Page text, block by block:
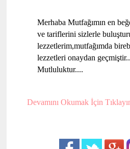
Merhaba Mutfağımın en
ve tariflerini sizlerle
lezzetlerim,mutfağımda
lezzetleri onaydan
Mutluluktur....
Devamını Okumak İçin